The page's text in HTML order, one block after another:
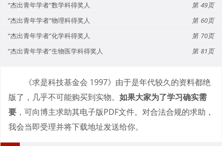
“杰出青年学者”数学科得奖人
49
“杰出青年学者”物理科得奖人
60
“杰出青年学者”化学科得奖人
70
“杰出青年学者”生物医学科得奖人
81
《求是科技基金会 1997》由于是年代较久的资料都绝
版了，几乎不可能购买到实物。 如果大家为了学习确实需
要 ，可向博主求助其电子版PDF文件。对合法合规的求助，
我会当即受理并将下载地址发送给你。